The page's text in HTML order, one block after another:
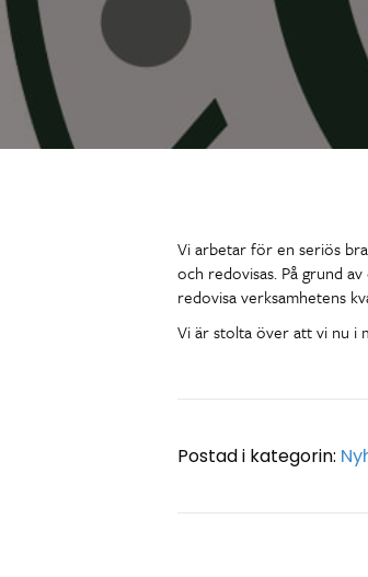
Vi arbetar för en seriös
och redovisas. På grund
redovisa verksamhetens
Vi är stolta över att vi nu i
Postad i kategorin: